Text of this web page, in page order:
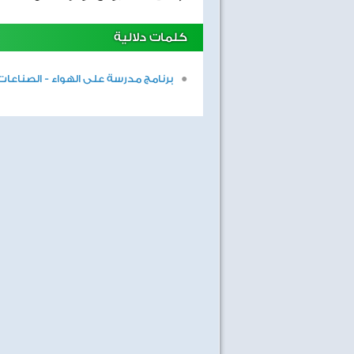
كلمات دلالية
برنامج مدرسة على الهواء -